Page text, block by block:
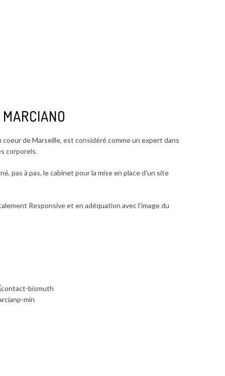
coeur de Marseille, est considéré comme un expert dans
corporels.
pas à pas, le cabinet pour la mise en place d’un site
Responsive et en adéquation avec l’image du